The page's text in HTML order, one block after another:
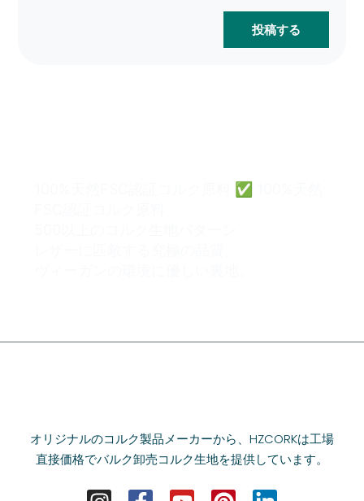
投稿する
100%天然FSC認証コルク原料 ✅ 100%天然
オリジナルのコルク製品メーカーから、HZCORKは工場
直接価格でバルク卸売コルク生地を提供しています。